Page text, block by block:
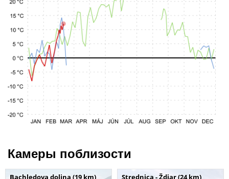
Камеры поблизости
Bachledova dolina (19 km) Strednica - Ždiar (24 km)